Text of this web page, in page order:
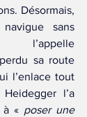
Désormais,
navigue sans
l’appelle
sa route
l’enlace tout
l’a
à « poser une